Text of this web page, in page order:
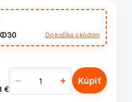
Do košíka s kódom
€
Kúpiť